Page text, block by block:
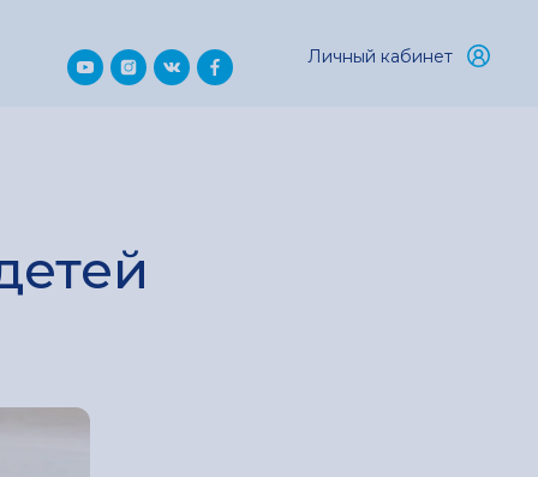
Личный кабинет